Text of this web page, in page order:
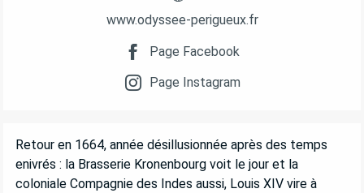
www.odyssee-perigueux.fr
Page Facebook
Page Instagram
DESCRIPTION
Retour en 1664, année désillusionnée après des temps
enivrés : la Brasserie Kronenbourg voit le jour et la
coloniale Compagnie des Indes aussi, Louis XIV vire à